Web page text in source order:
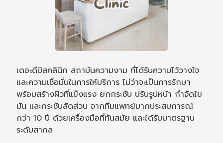
เดอะดีมิสคลินิก สถาบันความงาม ที่ได้รับความไว้วางใจ
และความเชื่อมั่นในการให้บริการ ไม่ว่าจะเป็นการรักษา
พร้อมสร้างผิวที่แข็งแรง ยกกระชับ ปรับรูปหน้า กำจัดไข
มัน และกระชับสัดส่วน จากทีมแพทย์มากประสบการณ์
กว่า 10 ปี ด้วยเครื่องมือที่ทันสมัย และได้รับมาตรฐาน
ระดับสากล